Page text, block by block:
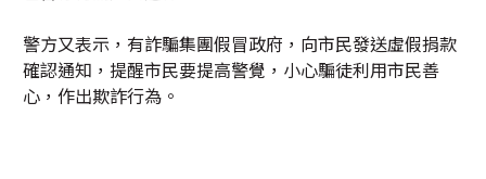
警方又表示，有詐騙集團假冒政府，向市民發送虛假捐款
確認通知，提醒市民要提高警覺，小心騙徒利用市民善
心，作出欺詐行為。